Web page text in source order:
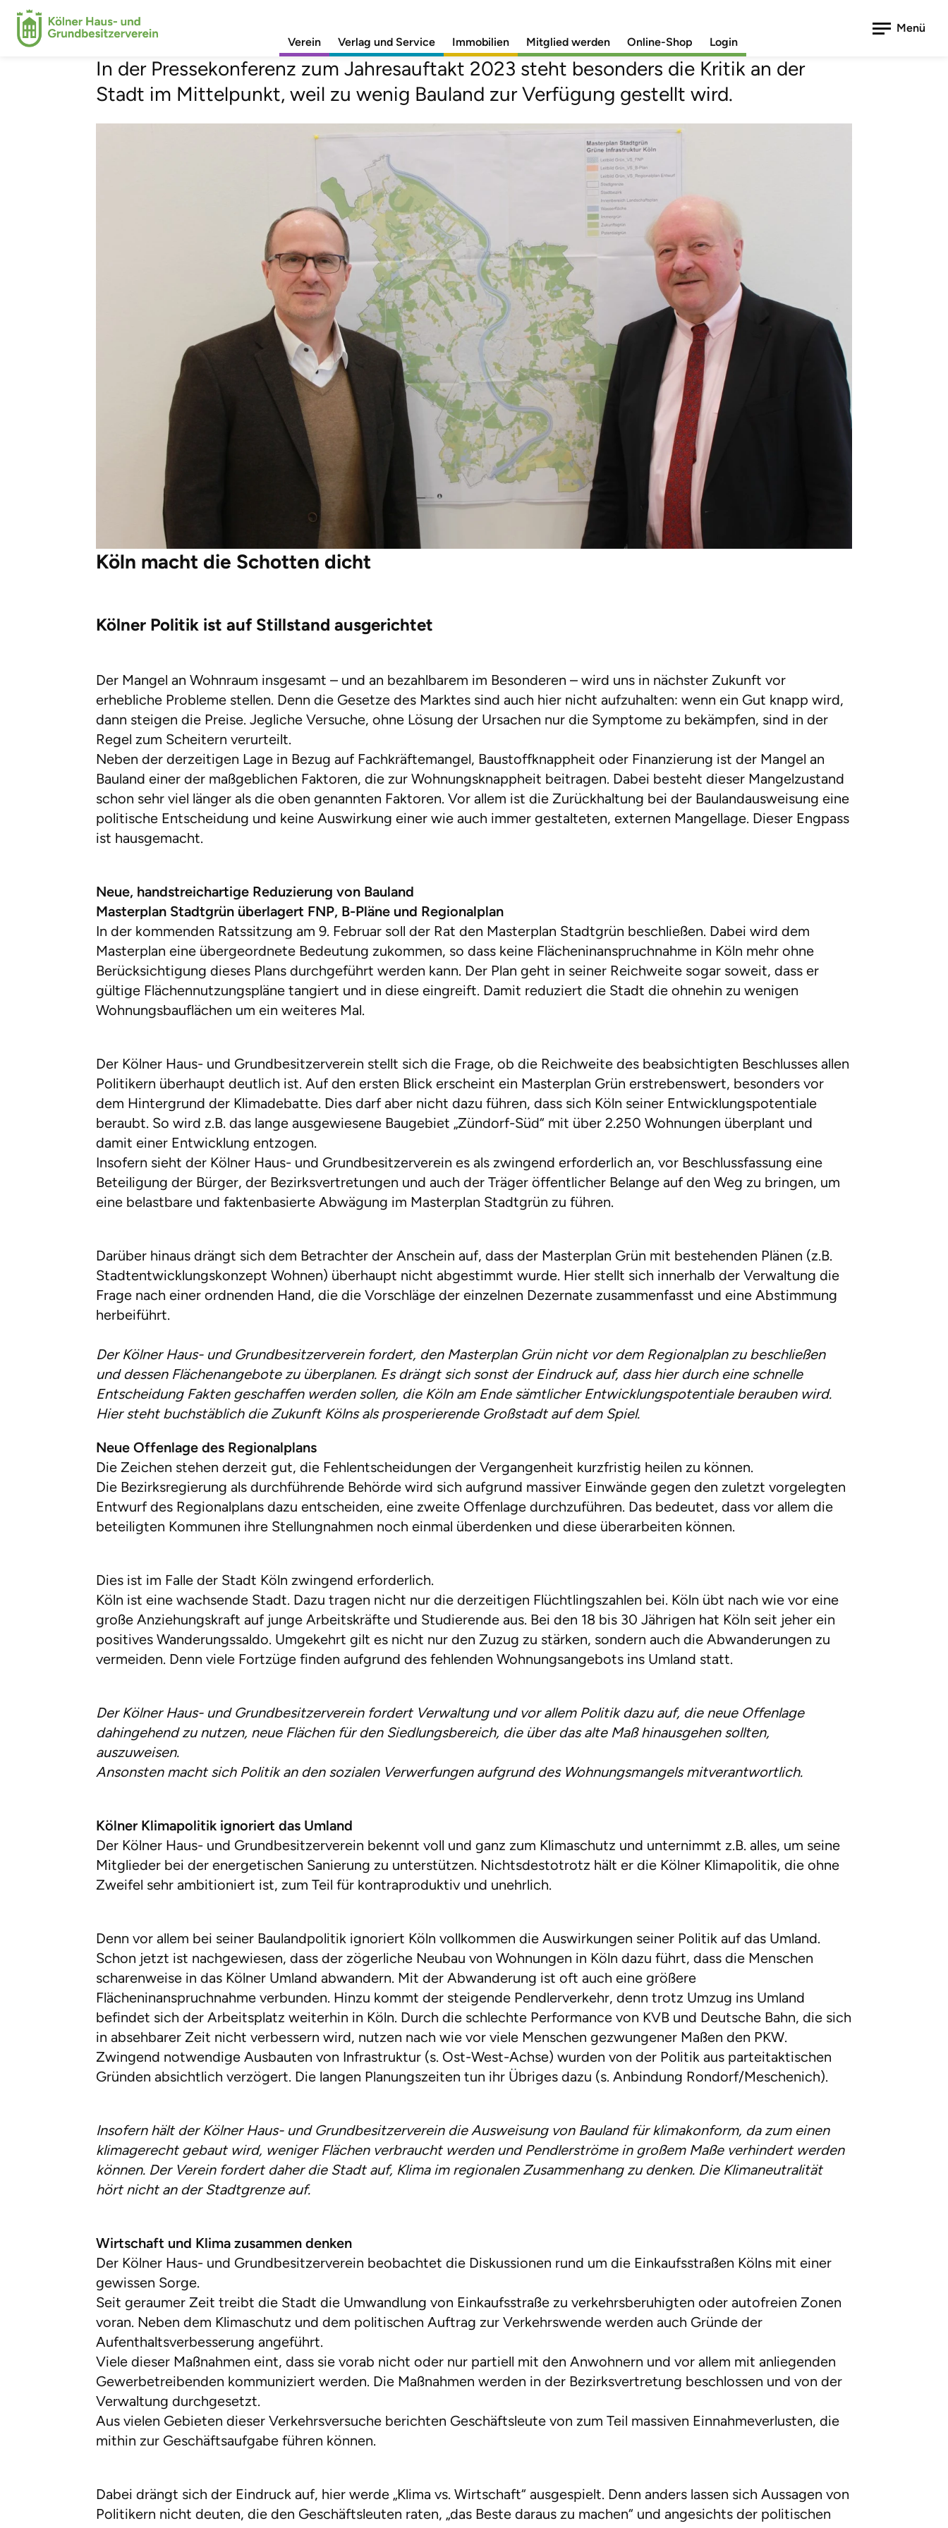
Verein Verlag und Service Immobilien Mitglied werden Online-Shop Login
Menü
Kölner Politik ist auf Stillstand ausgerichtet
In der Pressekonferenz zum Jahresauftakt 2023 steht besonders die Kritik an der
Stadt im Mittelpunkt, weil zu wenig Bauland zur Verfügung gestellt wird.
Köln macht die Schotten dicht
Kölner Politik ist auf Stillstand ausgerichtet
Der Mangel an Wohnraum insgesamt – und an bezahlbarem im Besonderen – wird uns in nächster Zukunft vor
erhebliche Probleme stellen. Denn die Gesetze des Marktes sind auch hier nicht aufzuhalten: wenn ein Gut knapp wird,
dann steigen die Preise. Jegliche Versuche, ohne Lösung der Ursachen nur die Symptome zu bekämpfen, sind in der
Regel zum Scheitern verurteilt.
Neben der derzeitigen Lage in Bezug auf Fachkräftemangel, Baustoffknappheit oder Finanzierung ist der Mangel an
Bauland einer der maßgeblichen Faktoren, die zur Wohnungsknappheit beitragen. Dabei besteht dieser Mangelzustand
schon sehr viel länger als die oben genannten Faktoren. Vor allem ist die Zurückhaltung bei der Baulandausweisung eine
politische Entscheidung und keine Auswirkung einer wie auch immer gestalteten, externen Mangellage. Dieser Engpass
ist hausgemacht.
Neue, handstreichartige Reduzierung von Bauland
Masterplan Stadtgrün überlagert FNP, B-Pläne und Regionalplan
In der kommenden Ratssitzung am 9. Februar soll der Rat den Masterplan Stadtgrün beschließen. Dabei wird dem
Masterplan eine übergeordnete Bedeutung zukommen, so dass keine Flächeninanspruchnahme in Köln mehr ohne
Berücksichtigung dieses Plans durchgeführt werden kann. Der Plan geht in seiner Reichweite sogar soweit, dass er
gültige Flächennutzungspläne tangiert und in diese eingreift. Damit reduziert die Stadt die ohnehin zu wenigen
Wohnungsbauflächen um ein weiteres Mal.
Der Kölner Haus- und Grundbesitzerverein stellt sich die Frage, ob die Reichweite des beabsichtigten Beschlusses allen
Politikern überhaupt deutlich ist. Auf den ersten Blick erscheint ein Masterplan Grün erstrebenswert, besonders vor
dem Hintergrund der Klimadebatte. Dies darf aber nicht dazu führen, dass sich Köln seiner Entwicklungspotentiale
beraubt. So wird z.B. das lange ausgewiesene Baugebiet „Zündorf-Süd“ mit über 2.250 Wohnungen überplant und
damit einer Entwicklung entzogen.
Insofern sieht der Kölner Haus- und Grundbesitzerverein es als zwingend erforderlich an, vor Beschlussfassung eine
Beteiligung der Bürger, der Bezirksvertretungen und auch der Träger öffentlicher Belange auf den Weg zu bringen, um
eine belastbare und faktenbasierte Abwägung im Masterplan Stadtgrün zu führen.
Darüber hinaus drängt sich dem Betrachter der Anschein auf, dass der Masterplan Grün mit bestehenden Plänen (z.B.
Stadtentwicklungskonzept Wohnen) überhaupt nicht abgestimmt wurde. Hier stellt sich innerhalb der Verwaltung die
Frage nach einer ordnenden Hand, die die Vorschläge der einzelnen Dezernate zusammenfasst und eine Abstimmung
herbeiführt.
Der Kölner Haus- und Grundbesitzerverein fordert, den Masterplan Grün nicht vor dem Regionalplan zu beschließen
und dessen Flächenangebote zu überplanen. Es drängt sich sonst der Eindruck auf, dass hier durch eine schnelle
Entscheidung Fakten geschaffen werden sollen, die Köln am Ende sämtlicher Entwicklungspotentiale berauben wird.
Hier steht buchstäblich die Zukunft Kölns als prosperierende Großstadt auf dem Spiel.
Neue Offenlage des Regionalplans
Die Zeichen stehen derzeit gut, die Fehlentscheidungen der Vergangenheit kurzfristig heilen zu können.
Die Bezirksregierung als durchführende Behörde wird sich aufgrund massiver Einwände gegen den zuletzt vorgelegten
Entwurf des Regionalplans dazu entscheiden, eine zweite Offenlage durchzuführen. Das bedeutet, dass vor allem die
beteiligten Kommunen ihre Stellungnahmen noch einmal überdenken und diese überarbeiten können.
Dies ist im Falle der Stadt Köln zwingend erforderlich.
Köln ist eine wachsende Stadt. Dazu tragen nicht nur die derzeitigen Flüchtlingszahlen bei. Köln übt nach wie vor eine
große Anziehungskraft auf junge Arbeitskräfte und Studierende aus. Bei den 18 bis 30 Jährigen hat Köln seit jeher ein
positives Wanderungssaldo. Umgekehrt gilt es nicht nur den Zuzug zu stärken, sondern auch die Abwanderungen zu
vermeiden. Denn viele Fortzüge finden aufgrund des fehlenden Wohnungsangebots ins Umland statt.
Der Kölner Haus- und Grundbesitzerverein fordert Verwaltung und vor allem Politik dazu auf, die neue Offenlage
dahingehend zu nutzen, neue Flächen für den Siedlungsbereich, die über das alte Maß hinausgehen sollten,
auszuweisen.
Ansonsten macht sich Politik an den sozialen Verwerfungen aufgrund des Wohnungsmangels mitverantwortlich.
Kölner Klimapolitik ignoriert das Umland
Der Kölner Haus- und Grundbesitzerverein bekennt voll und ganz zum Klimaschutz und unternimmt z.B. alles, um seine
Mitglieder bei der energetischen Sanierung zu unterstützen. Nichtsdestotrotz hält er die Kölner Klimapolitik, die ohne
Zweifel sehr ambitioniert ist, zum Teil für kontraproduktiv und unehrlich.
Denn vor allem bei seiner Baulandpolitik ignoriert Köln vollkommen die Auswirkungen seiner Politik auf das Umland.
Schon jetzt ist nachgewiesen, dass der zögerliche Neubau von Wohnungen in Köln dazu führt, dass die Menschen
scharenweise in das Kölner Umland abwandern. Mit der Abwanderung ist oft auch eine größere
Flächeninanspruchnahme verbunden. Hinzu kommt der steigende Pendlerverkehr, denn trotz Umzug ins Umland
befindet sich der Arbeitsplatz weiterhin in Köln. Durch die schlechte Performance von KVB und Deutsche Bahn, die sich
in absehbarer Zeit nicht verbessern wird, nutzen nach wie vor viele Menschen gezwungener Maßen den PKW.
Zwingend notwendige Ausbauten von Infrastruktur (s. Ost-West-Achse) wurden von der Politik aus parteitaktischen
Gründen absichtlich verzögert. Die langen Planungszeiten tun ihr Übriges dazu (s. Anbindung Rondorf/Meschenich).
Insofern hält der Kölner Haus- und Grundbesitzerverein die Ausweisung von Bauland für klimakonform, da zum einen
klimagerecht gebaut wird, weniger Flächen verbraucht werden und Pendlerströme in großem Maße verhindert werden
können. Der Verein fordert daher die Stadt auf, Klima im regionalen Zusammenhang zu denken. Die Klimaneutralität
hört nicht an der Stadtgrenze auf.
Wirtschaft und Klima zusammen denken
Der Kölner Haus- und Grundbesitzerverein beobachtet die Diskussionen rund um die Einkaufsstraßen Kölns mit einer
gewissen Sorge.
Seit geraumer Zeit treibt die Stadt die Umwandlung von Einkaufsstraße zu verkehrsberuhigten oder autofreien Zonen
voran. Neben dem Klimaschutz und dem politischen Auftrag zur Verkehrswende werden auch Gründe der
Aufenthaltsverbesserung angeführt.
Viele dieser Maßnahmen eint, dass sie vorab nicht oder nur partiell mit den Anwohnern und vor allem mit anliegenden
Gewerbetreibenden kommuniziert werden. Die Maßnahmen werden in der Bezirksvertretung beschlossen und von der
Verwaltung durchgesetzt.
Aus vielen Gebieten dieser Verkehrsversuche berichten Geschäftsleute von zum Teil massiven Einnahmeverlusten, die
mithin zur Geschäftsaufgabe führen können.
Dabei drängt sich der Eindruck auf, hier werde „Klima vs. Wirtschaft“ ausgespielt. Denn anders lassen sich Aussagen von
Politikern nicht deuten, die den Geschäftsleuten raten, „das Beste daraus zu machen“ und angesichts der politischen